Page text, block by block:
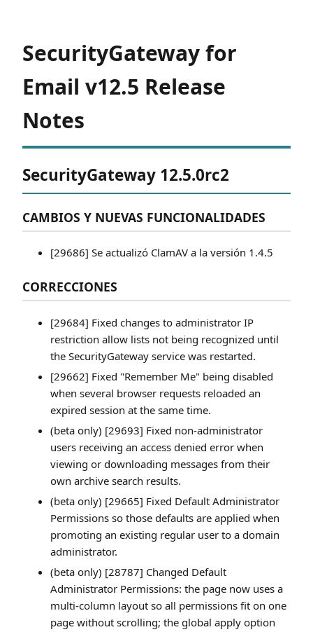
SecurityGateway for
Email v12.5 Release
Notes
SecurityGateway 12.5.0rc2
CAMBIOS Y NUEVAS FUNCIONALIDADES
[29686] Se actualizó ClamAV a la versión 1.4.5
CORRECCIONES
[29684] Fixed changes to administrator IP
restriction allow lists not being recognized until
the SecurityGateway service was restarted.
[29662] Fixed "Remember Me" being disabled
when several browser requests reloaded an
expired session at the same time.
(beta only) [29693] Fixed non-administrator
users receiving an access denied error when
viewing or downloading messages from their
own archive search results.
(beta only) [29665] Fixed Default Administrator
Permissions so those defaults are applied when
promoting an existing regular user to a domain
administrator.
(beta only) [28787] Changed Default
Administrator Permissions: the page now uses a
multi-column layout so all permissions fit on one
page without scrolling; the global apply option